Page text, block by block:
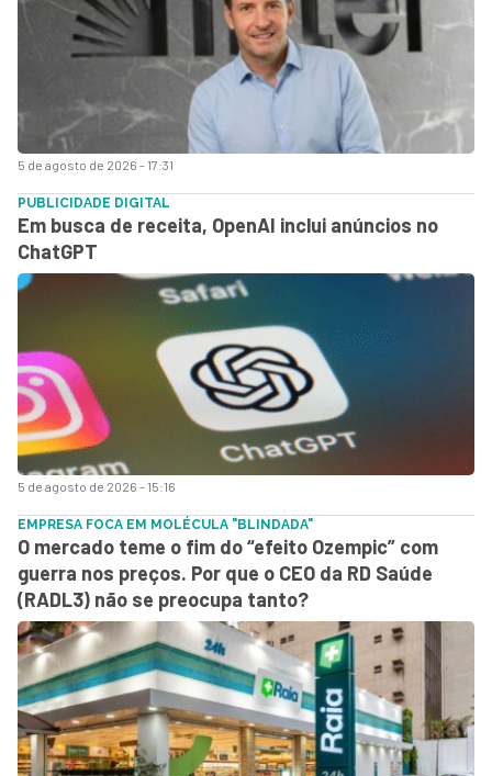
5 de agosto de 2026 - 17:31
5 de agosto de 2026 - 15:16
PUBLICIDADE DIGITAL
Em busca de receita, OpenAI inclui anúncios no
ChatGPT
EMPRESA FOCA EM MOLÉCULA "BLINDADA"
O mercado teme o fim do “efeito Ozempic” com
guerra nos preços. Por que o CEO da RD Saúde
(RADL3) não se preocupa tanto?